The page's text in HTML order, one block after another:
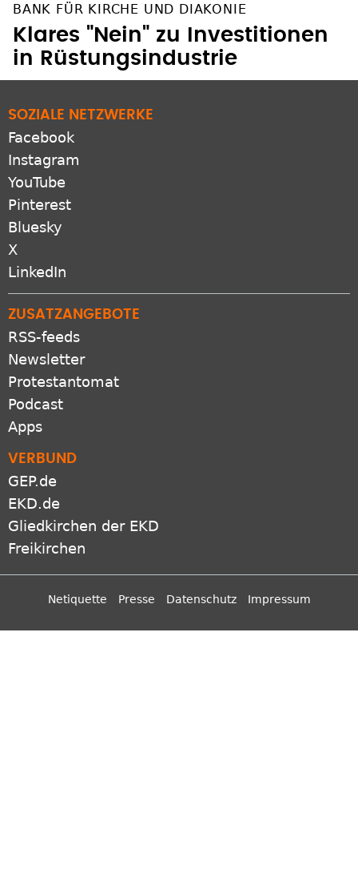
BANK FÜR KIRCHE UND DIAKONIE
Klares "Nein" zu Investitionen
in Rüstungsindustrie
SOZIALE NETZWERKE
Facebook
Instagram
YouTube
Pinterest
Bluesky
X
LinkedIn
ZUSATZANGEBOTE
RSS-feeds
Newsletter
Protestantomat
Podcast
Apps
VERBUND
GEP.de
EKD.de
Gliedkirchen der EKD
Freikirchen
Netiquette Presse Datenschutz Impressum